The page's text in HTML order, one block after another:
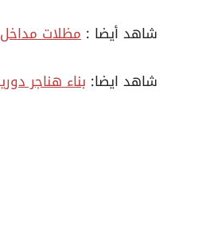
شاهد أيضا : مظلات
شاهد ايضا: بناء هناجر